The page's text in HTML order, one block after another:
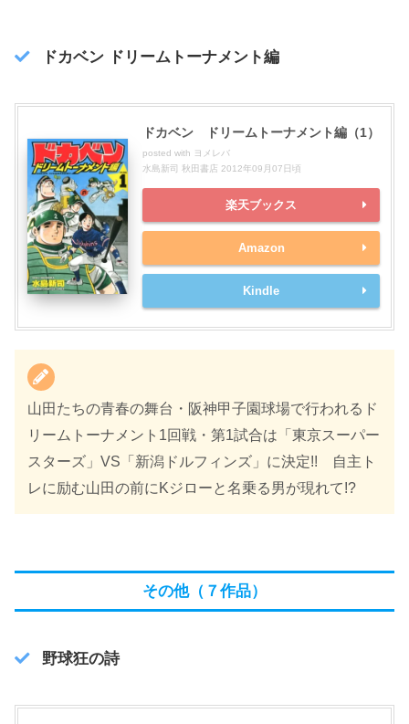
ドカベン ドリームトーナメント編
ドカベン ドリームトーナメント編（1）
posted with ヨメレバ
水島新司 秋田書店 2012年09月07日頃
楽天ブックス
Amazon
Kindle
山田たちの青春の舞台・阪神甲子園球場で行われるド
リームトーナメント1回戦・第1試合は「東京スーパー
スターズ」VS「新潟ドルフィンズ」に決定!! 自主ト
レに励む山田の前にKジローと名乗る男が現れて!?
その他（７作品）
野球狂の詩